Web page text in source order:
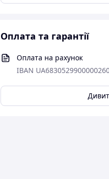
Оплата та гарантії
Оплата на рахунок
IBAN